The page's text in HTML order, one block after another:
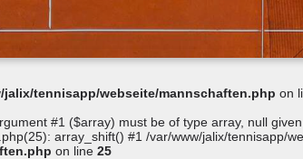
jalix/tennisapp/webseite/mannschaften.php on
#1 ($array) must be of type array, null
array_shift() #1 /var/www/jalix/tennisapp/
on line 25